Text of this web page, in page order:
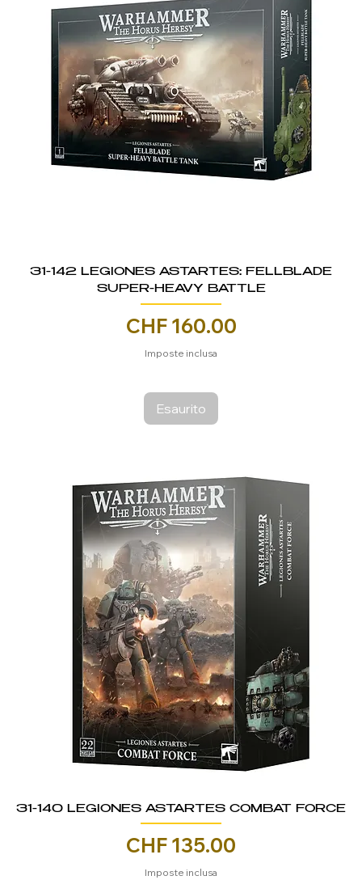
31-142 LEGIONES ASTARTES: FELLBLADE
SUPER-HEAVY BATTLE
Prezzo
CHF 160.00
Imposte inclusa
Esaurito
31-140 LEGIONES ASTARTES COMBAT FORCE
Prezzo
CHF 135.00
Imposte inclusa